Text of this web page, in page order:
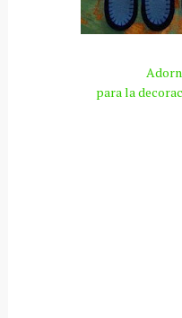
para la